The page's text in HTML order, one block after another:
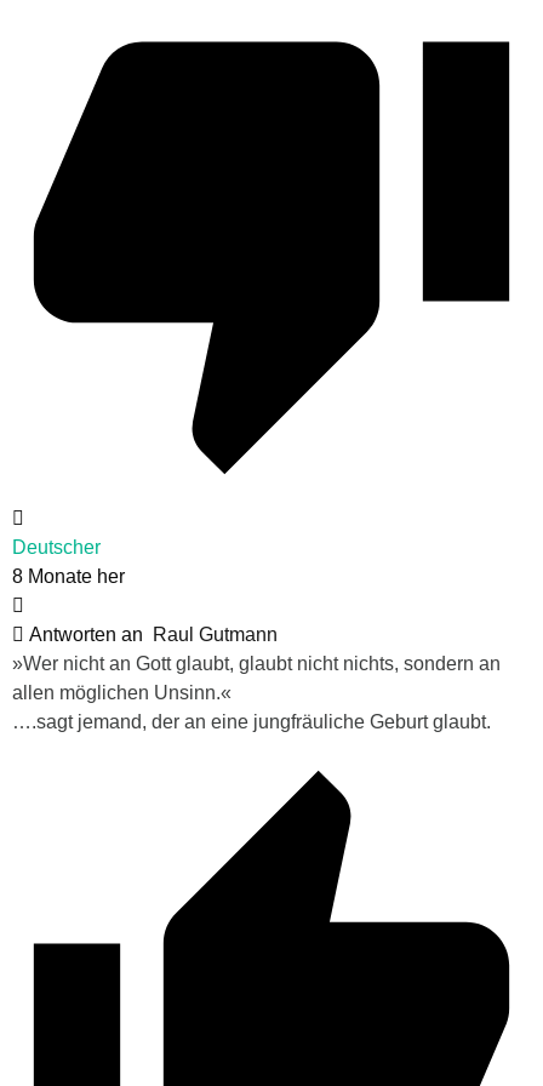
Deutscher
8 Monate her
Antworten an
Raul Gutmann
»Wer nicht an Gott glaubt, glaubt nicht nichts, sondern an
allen möglichen Unsinn.«
….sagt jemand, der an eine jungfräuliche Geburt glaubt.